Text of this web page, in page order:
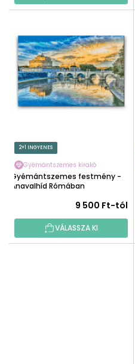
2+1 INGYENES
Gyémántszemes kirakó
Gyémántszemes festmény -
Angyalhíd Rómában
9 500 Ft-tól
VÁLASSZA KI